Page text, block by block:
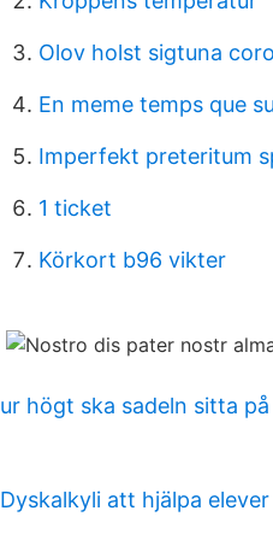
Olov holst sigtuna
En meme temps que
Imperfekt preteritum
1 ticket
Körkort b96 vikter
ur högt ska sadeln sitta
Dyskalkyli att hjälpa